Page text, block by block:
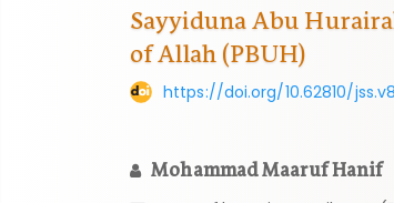
Sayyiduna Abu
of Allah (PBUH)
https://doi.org/10.62810/
Mohammad Maaruf Hanif